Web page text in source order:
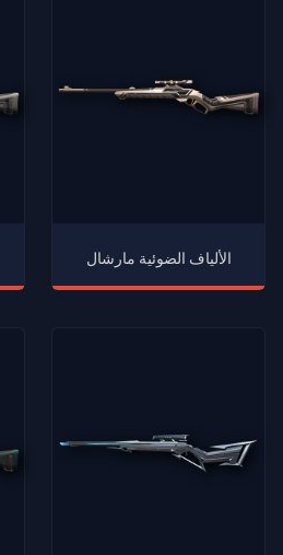
الألياف الضوئية مارشال